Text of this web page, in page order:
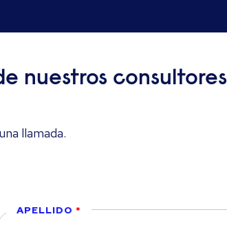
nuestros consultores
llamada.
APELLIDO